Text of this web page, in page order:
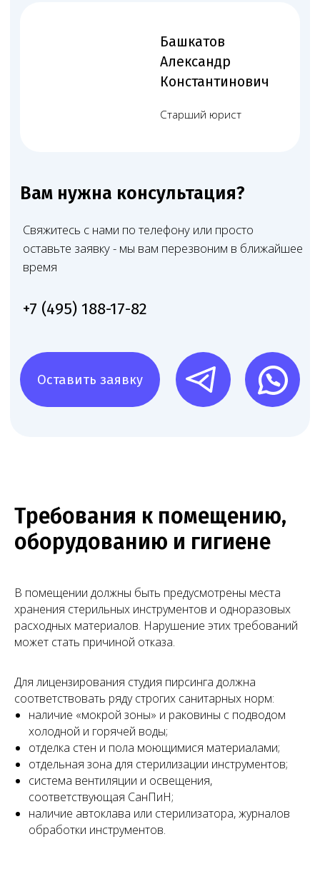
Требования к помещению,
оборудованию и гигиене
В помещении должны быть предусмотрены места
хранения стерильных инструментов и одноразовых
расходных материалов. Нарушение этих требований
может стать причиной отказа.
Для лицензирования студия пирсинга должна
соответствовать ряду строгих санитарных норм:
наличие «мокрой зоны» и раковины с подводом
холодной и горячей воды;
отделка стен и пола моющимися материалами;
отдельная зона для стерилизации инструментов;
система вентиляции и освещения,
соответствующая СанПиН;
наличие автоклава или стерилизатора, журналов
обработки инструментов.
Позвоните+7 (968) 778-00-18или оставьте
заявку — мы перезвоним и всё расскажем
Чимбирева
Запишитесь на консультацию
Работаем по всей России — от Москвы до Владивостока.
Множество успешных
проектов по лицензированию